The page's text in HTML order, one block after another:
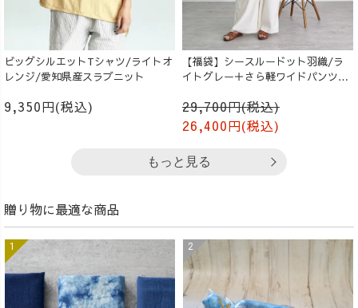
ビッグシルエットTシャツ/ライトオ
レンジ/愛知県産スラブニット
9,350円(税込)
【福袋】シースルードット羽織/ラ
イトグレー＋さら軽ワイドパンツ/
29,700円(税込)
26,400円(税込)
もっと見る
贈り物に最適な商品